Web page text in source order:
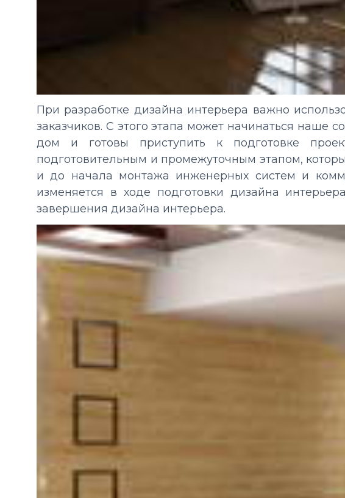
При разработке дизайна интерьера важно
заказчиков. С этого этапа может начинаться наше
дом и готовы приступить к подготовке
подготовительным и промежуточным этапом,
и до начала монтажа инженерных систем и
изменяется в ходе подготовки дизайна
завершения дизайна интерьера.